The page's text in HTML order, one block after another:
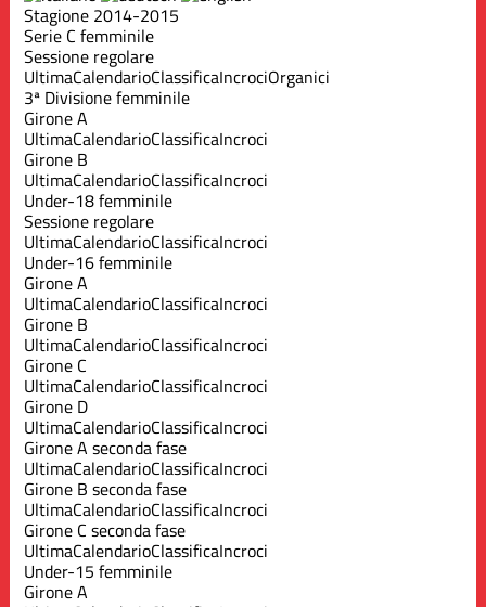
Stagione 2014-2015
Serie C femminile
Sessione regolare
UltimaCalendarioClassificaIncrociOrganici
3ª Divisione femminile
Girone A
UltimaCalendarioClassificaIncroci
Girone B
UltimaCalendarioClassificaIncroci
Under-18 femminile
Sessione regolare
UltimaCalendarioClassificaIncroci
Under-16 femminile
Girone A
UltimaCalendarioClassificaIncroci
Girone B
UltimaCalendarioClassificaIncroci
Girone C
UltimaCalendarioClassificaIncroci
Girone D
UltimaCalendarioClassificaIncroci
Girone A seconda fase
UltimaCalendarioClassificaIncroci
Girone B seconda fase
UltimaCalendarioClassificaIncroci
Girone C seconda fase
UltimaCalendarioClassificaIncroci
Under-15 femminile
Girone A